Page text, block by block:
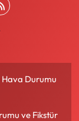
Durumu
ve Fikstür